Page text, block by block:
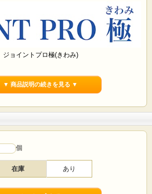
ジョイントプロ極(きわみ)
「ジョイントプロ 極」は、
▼ 商品説明の続きを見る ▼
個
在庫 あり